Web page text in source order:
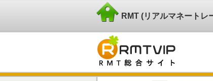
RMT (リアルマネートレ